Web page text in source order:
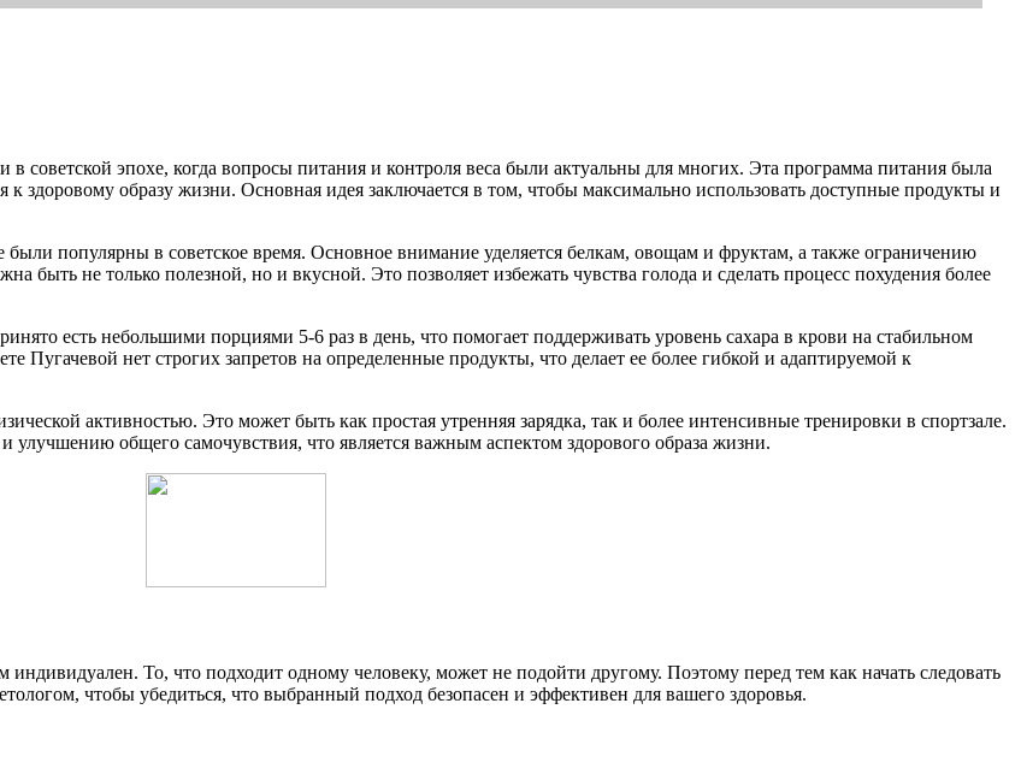
советской эпохе, когда вопросы питания и контроля веса были актуальны для многих. Эта программа питания была
к здоровому образу жизни. Основная идея заключается в том, чтобы максимально использовать доступные продукты и
популярны в советское время. Основное внимание уделяется белкам, овощам и фруктам, а также ограничению
быть не только полезной, но и вкусной. Это позволяет избежать чувства голода и сделать процесс похудения более
есть небольшими порциями 5-6 раз в день, что помогает поддерживать уровень сахара в крови на стабильном
Пугачевой нет строгих запретов на определенные продукты, что делает ее более гибкой и адаптируемой к
активностью. Это может быть как простая утренняя зарядка, так и более интенсивные тренировки в спортзале.
улучшению общего самочувствия, что является важным аспектом здорового образа жизни.
То, что подходит одному человеку, может не подойти другому. Поэтому перед тем как начать следовать
чтобы убедиться, что выбранный подход безопасен и эффективен для вашего здоровья.